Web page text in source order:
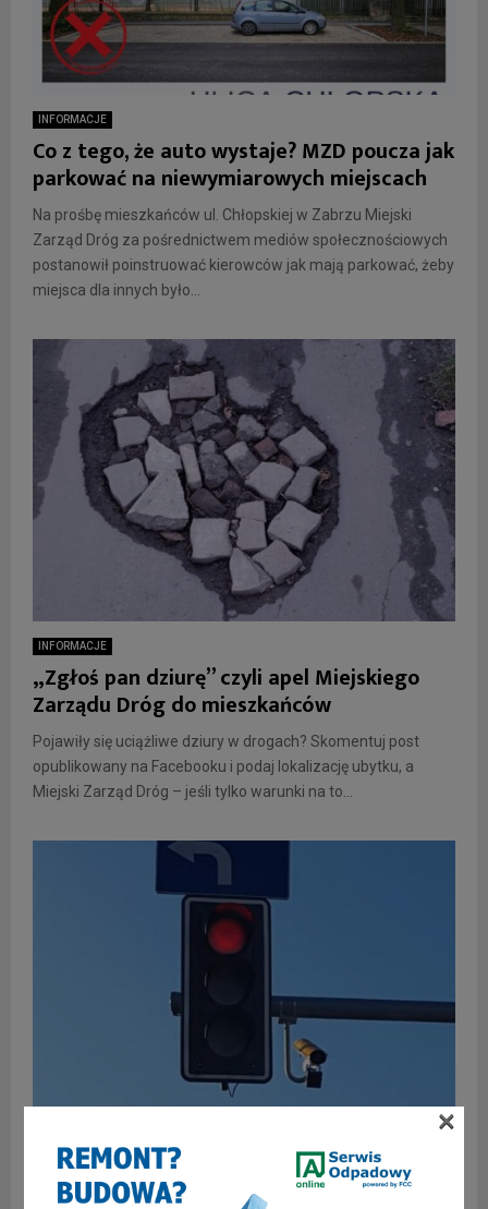
INFORMACJE
Co z tego, że auto wystaje? MZD poucza jak
parkować na niewymiarowych miejscach
Na prośbę mieszkańców ul. Chłopskiej w Zabrzu Miejski
Zarząd Dróg za pośrednictwem mediów społecznościowych
postanowił poinstruować kierowców jak mają parkować, żeby
miejsca dla innych było...
INFORMACJE
„Zgłoś pan dziurę” czyli apel Miejskiego
Zarządu Dróg do mieszkańców
Pojawiły się uciążliwe dziury w drogach? Skomentuj post
opublikowany na Facebooku i podaj lokalizację ubytku, a
Miejski Zarząd Dróg – jeśli tylko warunki na to...
INFORMACJE
Posypią się mandaty w rejonie
×